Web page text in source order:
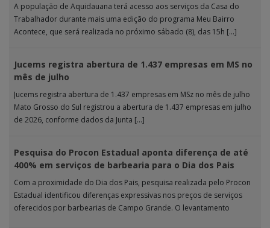
A população de Aquidauana terá acesso aos serviços da Casa do
Trabalhador durante mais uma edição do programa Meu Bairro
Acontece, que será realizada no próximo sábado (8), das 15h […]
Jucems registra abertura de 1.437 empresas em MS no
mês de julho
Jucems registra abertura de 1.437 empresas em MSz no mês de julho
Mato Grosso do Sul registrou a abertura de 1.437 empresas em julho
de 2026, conforme dados da Junta […]
Pesquisa do Procon Estadual aponta diferença de até
400% em serviços de barbearia para o Dia dos Pais
Com a proximidade do Dia dos Pais, pesquisa realizada pelo Procon
Estadual identificou diferenças expressivas nos preços de serviços
oferecidos por barbearias de Campo Grande. O levantamento